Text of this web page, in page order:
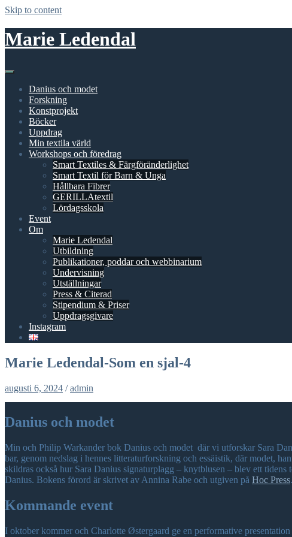
Skip to content
Marie Ledendal
Danius och modet
Forskning
Konstprojekt
Böcker
Uppdrag
Min textila värld
Workshops och föredrag
Smart Textiles & Färgföränderlighet
Smart Textil för Barn & Unga
Hållbara Fibrer
GERILLAtextil
Lördagsskola
Event
Om
Marie Ledendal
Utbildning
Publikationer, poddar och webbinarium
Undervisning
Utställningar
Press & Citerad
Stipendium & Priser
Uppdragsgivare
Instagram
Marie Ledendal-Som en sjal-4
augusti 6, 2024 /admin
Danius och modet
Min och Philip Warkander bok Danius och modet där vi utforskar Sara
bar, genom nedslag i hennes litteraturforskning och essäistik, där modet,
skildras också hur Sara Danius signaturplagg – knytblusen – blev ett
Danius. Bokens förord är skrivet av Annina Rabe och utgiven på Hoc Press
Kommande event
I oktober kommer och Charlotte Østergaard ge en performative presentation